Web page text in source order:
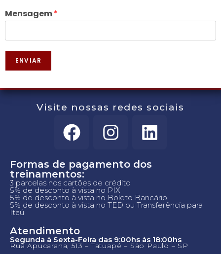
Mensagem*
ENVIAR
Visite nossas redes sociais
Formas de pagamento dos
treinamentos:
3 parcelas nos cartões de crédito
5% de desconto à vista no PIX
5% de desconto à vista no Boleto Bancário
5% de desconto à vista no TED ou Transferência para
Itaú
Atendimento
Segunda à Sexta-Feira das 9:00hs às 18:00hs
Rua Apucarana, 513 – Tatuapé – São Paulo – SP